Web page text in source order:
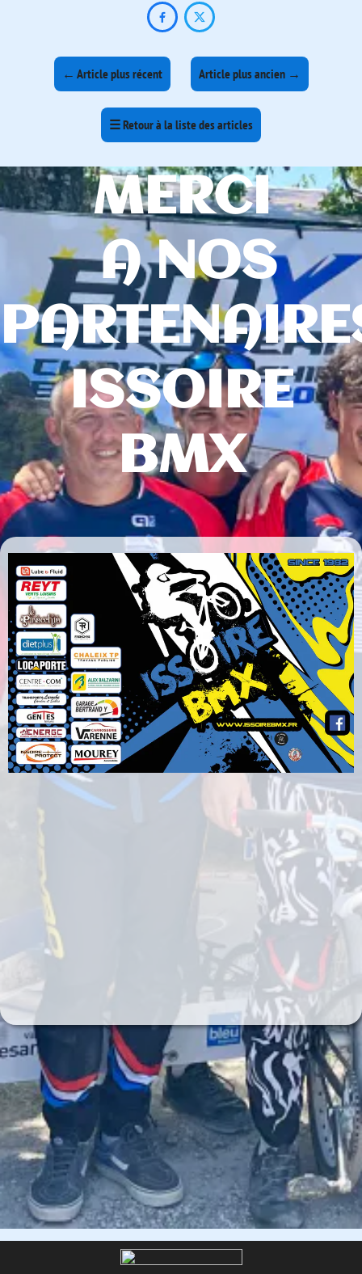
 
← Article plus récent Article plus ancien→
☰Retour à la liste des articles
MERCI
A NOS
ISSOIRE
BMX